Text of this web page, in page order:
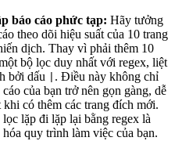
báo cáo phức tạp: Hãy tưởng
theo dõi hiệu suất của 10 trang
dịch. Thay vì phải thêm 10
bộ lọc duy nhất với regex, liệt
bởi dấu
. Điều này không chỉ
của bạn trở nên gọn gàng, dễ
có thêm các trang đích mới.
lặp đi lặp lại bằng regex là
quy trình làm việc của bạn.